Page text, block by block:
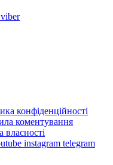
viber
конфіденційності
коментування
власності
instagram telegram